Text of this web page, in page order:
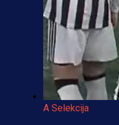
A Selekcija